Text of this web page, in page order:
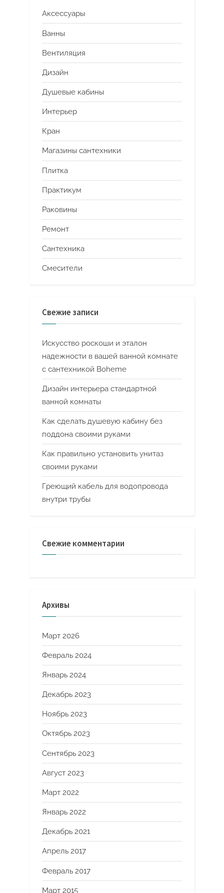
Аксессуары
Ванны
Вентиляция
Дизайн
Душевые кабины
Интерьер
Кран
Магазины сантехники
Плитка
Практикум
Раковины
Ремонт
Сантехника
Смесители
Свежие записи
Искусство роскоши и эталон
надежности в вашей ванной комнате
с сантехникой Boheme
Дизайн интерьера стандартной
ванной комнаты
Как сделать душевую кабину без
поддона своими руками
Как правильно установить унитаз
своими руками
Греющий кабель для водопровода
внутри трубы
Свежие комментарии
Архивы
Март 2026
Февраль 2024
Январь 2024
Декабрь 2023
Ноябрь 2023
Октябрь 2023
Сентябрь 2023
Август 2023
Март 2022
Январь 2022
Декабрь 2021
Апрель 2017
Февраль 2017
Март 2015